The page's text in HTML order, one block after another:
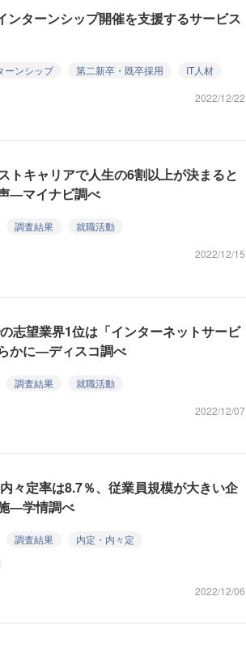
ンターンシップ開催を支援するサービス
ーンシップ 第二新卒・既卒採用
IT人材
2022/12/22
トキャリアで人生の6割以上が決まると
―マイナビ調べ
調査結果
就職活動
2022/12/15
志望業界1位は「インターネットサービ
かに―ディスコ調べ
調査結果
就職活動
2022/12/07
々定率は8.7％、従業員規模が大きい企
―学情調べ
調査結果
内定・内々定
2022/12/06